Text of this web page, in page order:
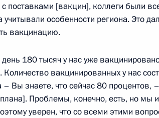
вопросам социально-
федерального
года, среда
с губернатором Приморского
поставками [вакцин], коллеги были
особенности региона. Это
вакцинацию.
180 тысяч у нас уже
вакцинированных у нас
– Вы знаете, что сейчас 80 процентов,
Проблемы, конечно, есть, но мы
уверен, что со всеми этими